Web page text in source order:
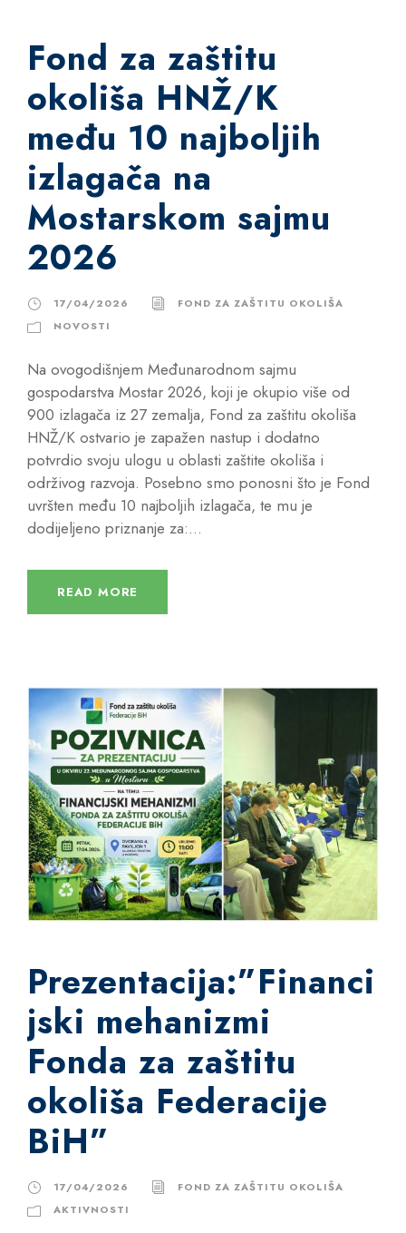
Fond za zaštitu
okoliša HNŽ/K
među 10 najboljih
izlagača na
Mostarskom sajmu
2026
17/04/2026
FOND ZA ZAŠTITU OKOLIŠA
NOVOSTI
Na ovogodišnjem Međunarodnom sajmu
gospodarstva Mostar 2026, koji je okupio više od
900 izlagača iz 27 zemalja, Fond za zaštitu okoliša
HNŽ/K ostvario je zapažen nastup i dodatno
potvrdio svoju ulogu u oblasti zaštite okoliša i
održivog razvoja. Posebno smo ponosni što je Fond
uvršten među 10 najboljih izlagača, te mu je
dodijeljeno priznanje za:...
READ MORE
Prezentacija:”Financi
jski mehanizmi
Fonda za zaštitu
okoliša Federacije
BiH”
17/04/2026
FOND ZA ZAŠTITU OKOLIŠA
AKTIVNOSTI